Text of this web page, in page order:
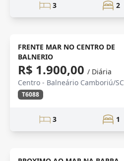
3 2
FRENTE MAR
FRENTE MAR NO CENTRO DE
BALNERIO
R$ 1.900,00 / Diária
Centro - Balneário Camboriú/SC
T6088
3 1